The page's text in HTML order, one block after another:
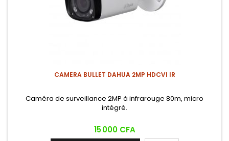
CAMERA BULLET DAHUA 2MP HDCVI IR
Caméra de surveillance 2MP à infrarouge 80m, micro
intégré.
Prix
15 000 CFA